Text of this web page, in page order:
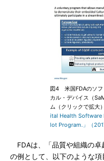
図4 米国FDAのソフ
カル・デバイス（
ム（クリックで拡大
ital Health Software
lot Program.」（
FDAは、「品質や組織の卓
の例として、以下のような項